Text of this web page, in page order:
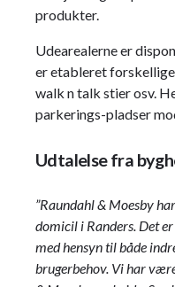
produkter.
Udearealerne er
er etableret
walk n talk stier osv.
parkerings-pladser
Udtalelse fra
”Raundahl & Moesby
domicil i Randers. Det
med hensyn til både
brugerbehov. Vi har